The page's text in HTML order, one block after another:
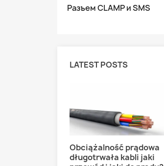
Разъем CLAMP и SMS
LATEST POSTS
Obciążalność prądowa
długotrwała kabli jaki